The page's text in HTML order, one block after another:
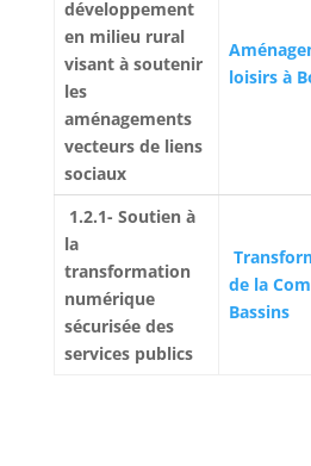
développement
en milieu rural
visant à soutenir
les
aménagements
vecteurs de liens
sociaux
loisirs à
1.2.1- Soutien à
la
transformation
numérique
sécurisée des
services publics
de la
Bassins